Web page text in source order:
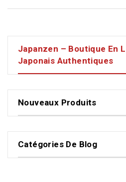
Japanzen – Boutique En
Japonais Authentiques
Nouveaux Produits
Catégories De Blog